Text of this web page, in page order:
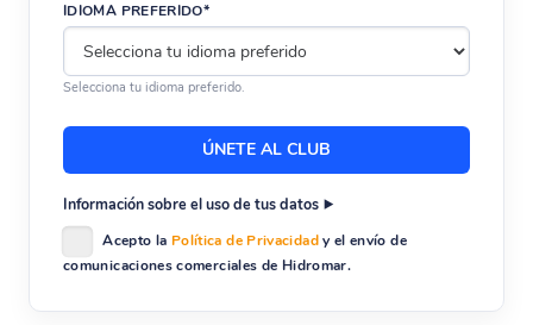
IDIOMA PREFERIDO*
Selecciona tu idioma preferido.
Información sobre el uso de tus datos
Acepto la Política de Privacidady el envío de
comunicaciones comerciales de Hidromar.